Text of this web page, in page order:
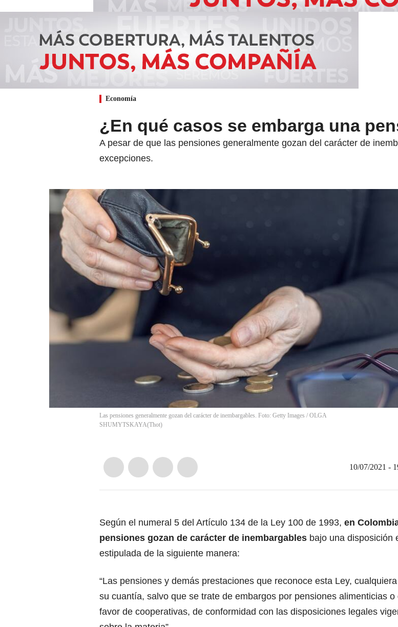
Economía
¿En qué casos se embarga una
A pesar de que las pensiones generalmente gozan del carácter de
excepciones.
Las pensiones generalmente gozan del carácter de inembargables. Foto: Getty Images / OLGA
SHUMYTSKAYA(Thot)
10/07/2021 -
Según el numeral 5 del Artículo 134 de la Ley 100 de 1993, en
pensiones gozan de carácter de inembargables bajo una disposición
estipulada de la siguiente manera:
“Las pensiones y demás prestaciones que reconoce esta Ley,
su cuantía, salvo que se trate de embargos por pensiones alimenticias o
favor de cooperativas, de conformidad con las disposiciones legales